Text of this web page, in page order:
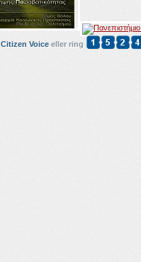
Citizen Voice eller ring